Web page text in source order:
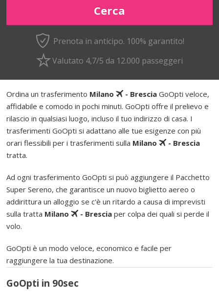
Prenota in anticipo. 100% garantito!
Valutato 4,7/5 da 12.000 passeggeri
Ordina un trasferimento Milano - Brescia GoOpti veloce,
affidabile e comodo in pochi minuti. GoOpti offre il prelievo e
rilascio in qualsiasi luogo, incluso il tuo indirizzo di casa. I
trasferimenti GoOpti si adattano alle tue esigenze con più
orari flessibili per i trasferimenti sulla Milano
- Brescia
tratta.
Ad ogni trasferimento GoOpti si può aggiungere il Pacchetto
Super Sereno, che garantisce un nuovo biglietto aereo o
addirittura un alloggio se c'è un ritardo a causa di imprevisti
sulla tratta Milano - Brescia per colpa dei quali si perde il
volo.
GoOpti è un modo veloce, economico e facile per
raggiungere la tua destinazione.
GoOpti in 90sec